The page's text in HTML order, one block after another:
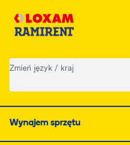
Zmień język / kraj
Wynajem sprzętu